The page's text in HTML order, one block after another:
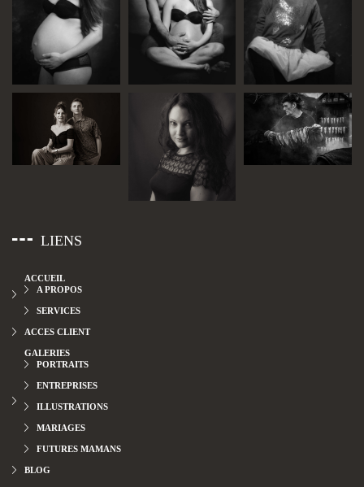
LIENS
ACCUEIL
A PROPOS
SERVICES
ACCES CLIENT
GALERIES
PORTRAITS
ENTREPRISES
ILLUSTRATIONS
MARIAGES
FUTURES MAMANS
BLOG